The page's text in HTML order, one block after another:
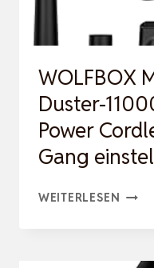
WOLFBOX
Duster-
Power
Gang
WEITERLESEN